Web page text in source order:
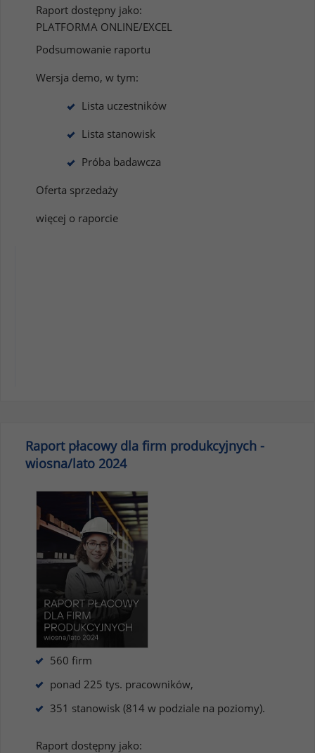
Raport dostępny jako:
PLATFORMA ONLINE/EXCEL
Podsumowanie raportu
Wersja demo, w tym:
Lista uczestników
Lista stanowisk
Próba badawcza
Oferta sprzedaży
więcej o raporcie
Raport płacowy dla firm produkcyjnych -
wiosna/lato 2024
560 firm
ponad 225 tys. pracowników,
351 stanowisk (814 w podziale na poziomy).
Raport dostępny jako: